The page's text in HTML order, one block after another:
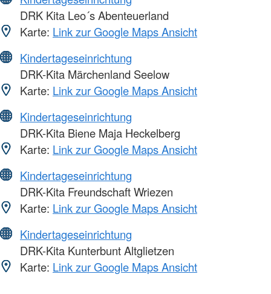
DRK Kita Leo´s Abenteuerland
Karte: Link zur Google Maps Ansicht
Kindertageseinrichtung
DRK-Kita Märchenland Seelow
Karte: Link zur Google Maps Ansicht
Kindertageseinrichtung
DRK-Kita Biene Maja Heckelberg
Karte: Link zur Google Maps Ansicht
Kindertageseinrichtung
DRK-Kita Freundschaft Wriezen
Karte: Link zur Google Maps Ansicht
Kindertageseinrichtung
DRK-Kita Kunterbunt Altglietzen
Karte: Link zur Google Maps Ansicht